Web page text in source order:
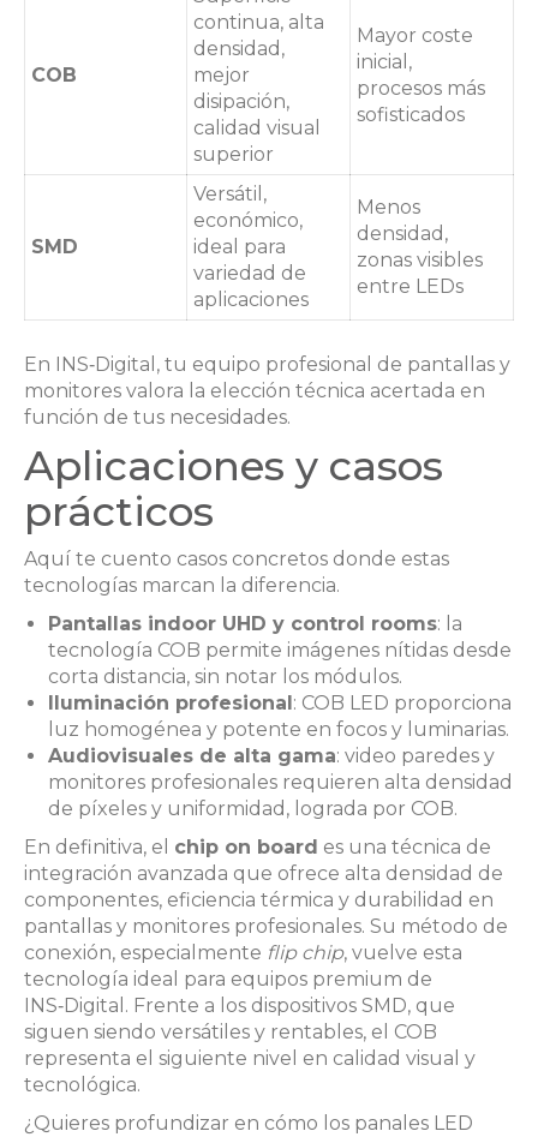
COB
continua, alta
densidad,
mejor
disipación,
calidad visual
superior
Mayor coste
inicial,
procesos más
sofisticados
SMD
Versátil,
económico,
ideal para
variedad de
aplicaciones
Menos
densidad,
zonas visibles
entre LEDs
En INS‑Digital, tu equipo profesional de pantallas y
monitores valora la elección técnica acertada en
función de tus necesidades.
Aplicaciones y casos
prácticos
Aquí te cuento casos concretos donde estas
tecnologías marcan la diferencia.
Pantallas indoor UHD y control rooms: la
tecnología COB permite imágenes nítidas desde
corta distancia, sin notar los módulos.
Iluminación profesional : COB LED proporciona
luz homogénea y potente en focos y luminarias.
Audiovisuales de alta gama: video paredes y
monitores profesionales requieren alta densidad
de píxeles y uniformidad, lograda por COB.
En definitiva, el chip on board es una técnica de
integración avanzada que ofrece alta densidad de
componentes, eficiencia térmica y durabilidad en
pantallas y monitores profesionales. Su método de
conexión, especialmente flip chip, vuelve esta
tecnología ideal para equipos premium de
INS‑Digital. Frente a los dispositivos SMD, que
siguen siendo versátiles y rentables, el COB
representa el siguiente nivel en calidad visual y
tecnológica.
¿Quieres profundizar en cómo los panales LED